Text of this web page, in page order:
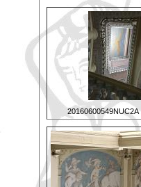
20160600549NUC2A